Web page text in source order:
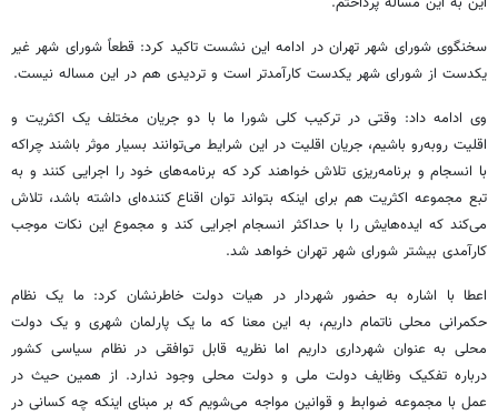
سخنگوی شورای شهر تهران در ادامه این نشست تاکید کرد: قطعاً شورای شهر غیر
یکدست از شورای شهر یکدست کارآمدتر است و تردیدی هم در این مساله نیست.
وی ادامه داد: وقتی در ترکیب کلی شورا ما با دو جریان مختلف یک اکثریت و
اقلیت روبه‌رو باشیم، جریان اقلیت در این شرایط می‌توانند بسیار موثر باشند چراکه
با انسجام و برنامه‌ریزی تلاش خواهند کرد که برنامه‌های خود را اجرایی کنند و به
تبع مجموعه اکثریت هم برای اینکه بتواند توان اقناع کننده‌ای داشته باشد، تلاش
می‌کند که ایده‌هایش را با حداکثر انسجام اجرایی کند و مجموع این نکات موجب
کارآمدی بیشتر شورای شهر تهران خواهد شد.
اعطا با اشاره به حضور شهردار در هیات دولت خاطرنشان کرد: ما یک نظام
حکمرانی محلی ناتمام داریم، به این معنا که ما یک پارلمان شهری و یک دولت
محلی به عنوان شهرداری داریم اما نظریه قابل توافقی در نظام سیاسی کشور
درباره تفکیک وظایف دولت ملی و دولت محلی وجود ندارد. از همین حیث در
عمل با مجموعه ضوابط و قوانین مواجه می‌شویم که بر مبنای اینکه چه کسانی در